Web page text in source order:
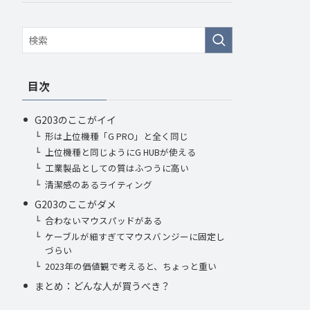
目次
G203のここがイイ
形は上位機種「G PRO」と全く同じ
上位機種と同じようにG HUBが使える
工業製品としての質はふつうに高い
清潔感のあるライティング
G203のここがダメ
合わないマウスパッドがある
ケーブルが細すぎてマウスバンジーに固定し
づらい
2023年の価値観で考えると、ちょっと重い
まとめ：どんな人が買うべき？